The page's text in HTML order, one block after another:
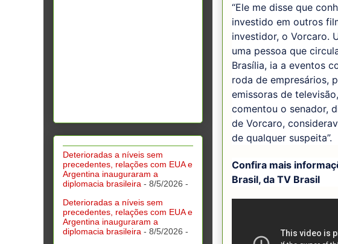
“Ele me disse que
investido em outros
investidor, o Vorcaro.
uma pessoa que
Brasília, ia a eventos
roda de empresários,
emissoras de
comentou o senador,
de Vorcaro,
de qualquer suspeita”.
Confira mais
Brasil, da TV Brasil
Deterioradas a níveis sem
precedentes, relações com EUA e
Argentina inauguraram a
diplomacia brasileira - 8/5/2026 -
Deterioradas a níveis sem
precedentes, relações com EUA e
Argentina inauguraram a
diplomacia brasileira - 8/5/2026 -